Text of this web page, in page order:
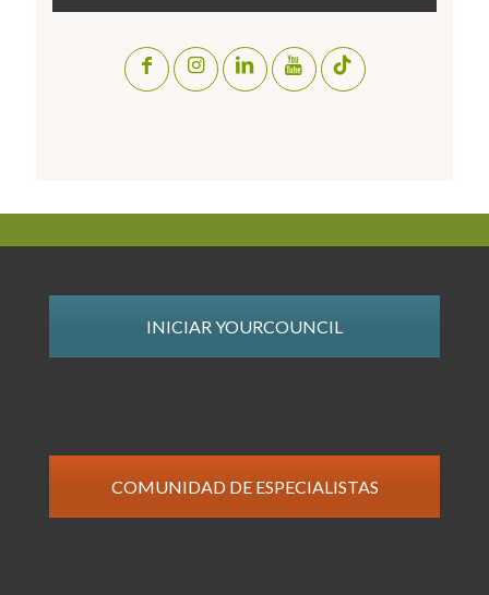
INICIAR YOURCOUNCIL
COMUNIDAD DE ESPECIALISTAS